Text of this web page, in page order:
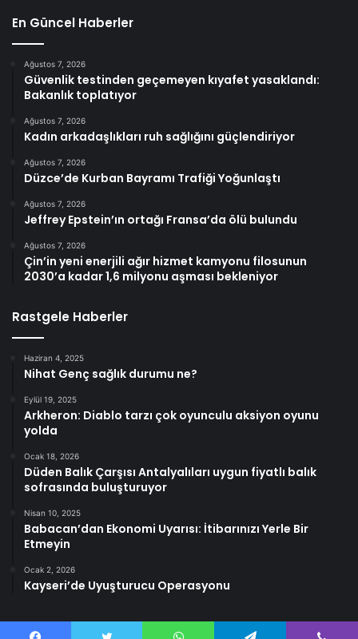
En Güncel Haberler
Ağustos 7, 2026
Güvenlik testinden geçemeyen kıyafet yasaklandı:
Bakanlık toplatıyor
Ağustos 7, 2026
Kadın arkadaşlıkları ruh sağlığını güçlendiriyor
Ağustos 7, 2026
Düzce’de Kurban Bayramı Trafiği Yoğunlaştı
Ağustos 7, 2026
Jeffrey Epstein’ın ortağı Fransa’da ölü bulundu
Ağustos 7, 2026
Çin’in yeni enerjili ağır hizmet kamyonu filosunun
2030’a kadar 1,6 milyonu aşması bekleniyor
Rastgele Haberler
Haziran 4, 2025
Nihat Genç sağlık durumu ne?
Eylül 19, 2025
Arkheron: Diablo tarzı çok oyunculu aksiyon oyunu
yolda
Ocak 18, 2026
Düden Balık Çarşısı Antalyalıları uygun fiyatlı balık
sofrasında buluşturuyor
Nisan 10, 2025
Babacan’dan Ekonomi Uyarısı: İtibarınızı Yerle Bir
Etmeyin
Ocak 2, 2026
Kayseri’de Uyuşturucu Operasyonu